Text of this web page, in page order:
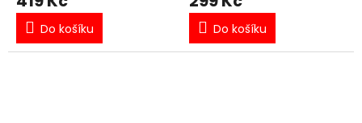
Do košíku Do košíku